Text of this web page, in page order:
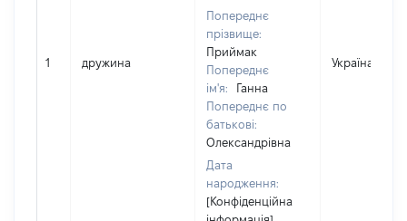
1 дружина
Попереднє
прізвище:
Приймак
Попереднє
ім'я:
Ганна
Попереднє по
батькові:
Олександрівна
Дата
народження:
[Конфіденційна
Україна